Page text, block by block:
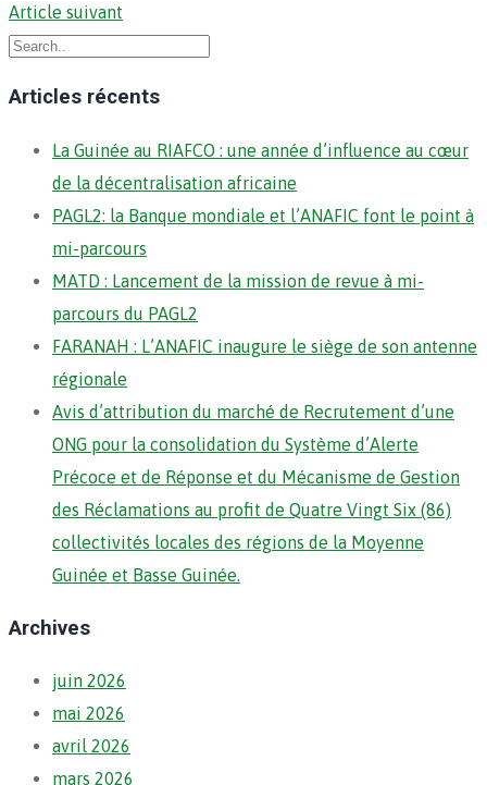
Article suivant
Articles récents
La Guinée au RIAFCO : une année d’influence au cœur
de la décentralisation africaine
PAGL2: la Banque mondiale et l’ANAFIC font le point à
mi-parcours
MATD : Lancement de la mission de revue à mi-
parcours du PAGL2
FARANAH : L’ANAFIC inaugure le siège de son antenne
régionale
Avis d’attribution du marché de Recrutement d’une
ONG pour la consolidation du Système d’Alerte
Précoce et de Réponse et du Mécanisme de Gestion
des Réclamations au profit de Quatre Vingt Six (86)
collectivités locales des régions de la Moyenne
Guinée et Basse Guinée.
Archives
juin 2026
mai 2026
avril 2026
mars 2026